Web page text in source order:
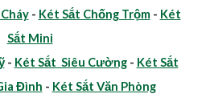
- Két Sắt Chống Trộm- Két
Sắt Mini
- Két Sắt Siêu Cường- Két Sắt
Đình - Két Sắt Văn Phòng